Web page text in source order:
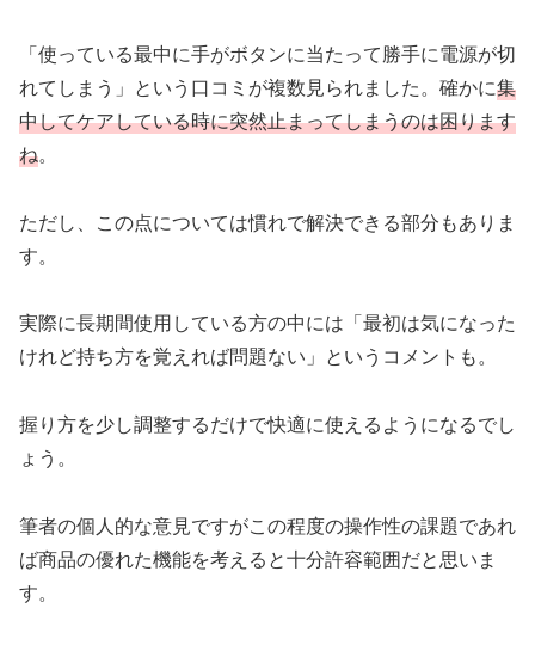
「使っている最中に手がボタンに当たって勝手に電源が切
れてしまう」という口コミが複数見られました。確かに集
中してケアしている時に突然止まってしまうのは困ります
ね。
ただし、この点については慣れで解決できる部分もありま
す。
実際に長期間使用している方の中には「最初は気になった
けれど持ち方を覚えれば問題ない」というコメントも。
握り方を少し調整するだけで快適に使えるようになるでし
ょう。
筆者の個人的な意見ですがこの程度の操作性の課題であれ
ば商品の優れた機能を考えると十分許容範囲だと思いま
す。